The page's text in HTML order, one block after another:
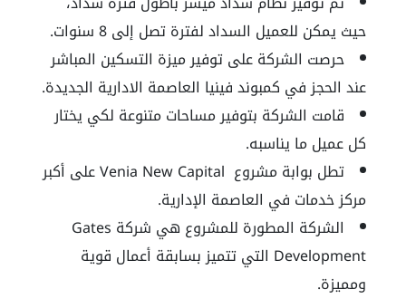
حيث يمكن للعميل السداد لفترة تصل إلى 8 سنوات.
حرصت الشركة على توفير ميزة التسكين المباشر
عند الحجز في كمبوند فينيا العاصمة الادارية الجديدة.
قامت الشركة بتوفير مساحات متنوعة لكي يختار
كل عميل ما يناسبه.
تطل بوابة مشروع Venia New Capital على أكبر
مركز خدمات في العاصمة الإدارية.
الشركة المطورة للمشروع هي شركة Gates
Development التي تتميز بسابقة أعمال قوية
ومميزة.